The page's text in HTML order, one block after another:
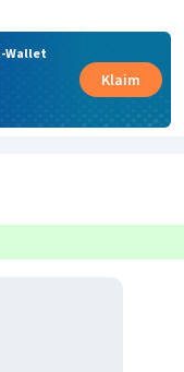
Wallet
Klaim